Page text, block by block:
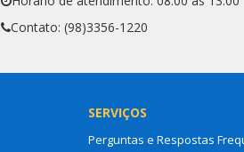
Contato: (98)3356-1220
SERVIÇOS
Perguntas e Respostas